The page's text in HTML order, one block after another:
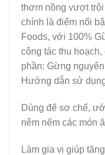
thơm nồng vượt
chính là điểm nổi
Foods, với 100%
công tác thu
phần: Gừng
Hướng dẫn sử
Dùng để sơ chế,
nêm nếm các món
Làm gia vị giúp